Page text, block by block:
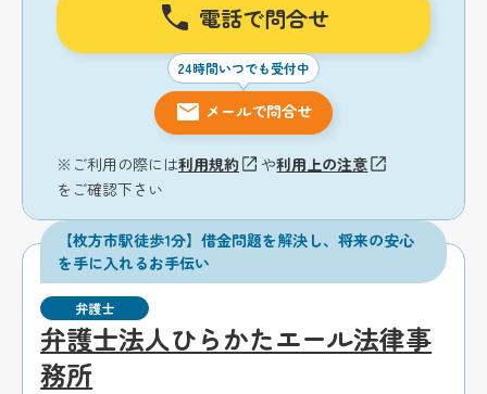
電話で問合せ
24時間いつでも受付中
メールで問合せ
※ご利用の際には利用規約 や利用上の注意
をご確認下さい
【枚方市駅徒歩1分】借金問題を解決し、将来の安心
を手に入れるお手伝い
弁護士
弁護士法人ひらかたエール法律事
務所